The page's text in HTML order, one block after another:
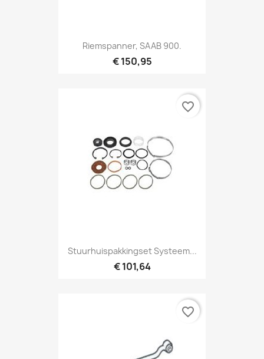
Riemspanner, SAAB 900.
€ 150,95
Stuurhuispakkingset Systeem...
€ 101,64
favorite_border
favorite_border